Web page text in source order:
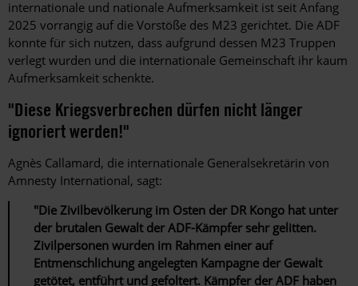
internationale und nationale Aufmerksamkeit ist seit Anfang
2025 vorrangig auf die Vorstöße des M23 gerichtet. Die ADF
konnte für sich nutzen, dass aufgrund dessen M23 Truppen
verlegt wurden und die internationale Gemeinschaft ihr kaum
Aufmerksamkeit schenkte.
"Diese Kriegsverbrechen dürfen nicht länger
ignoriert werden!"
Agnès Callamard, die internationale Generalsekretärin von
Amnesty International, sagt:
"Die Zivilbevölkerung im Osten der DR Kongo hat unter
der brutalen Gewalt der ADF-Kämpfer sehr gelitten.
Zivilpersonen wurden im Rahmen einer auf
Entmenschlichung angelegten Kampagne der Gewalt
getötet, entführt und gefoltert. Kämpfer der ADF haben